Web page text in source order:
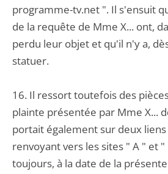
programme-tv.net ". Il s'ensuit
de la requête de Mme X... ont,
perdu leur objet et qu'il n'y a,
statuer.
16. Il ressort toutefois des
plainte présentée par Mme X...
portait également sur deux
renvoyant vers les sites " A " et
toujours, à la date de la